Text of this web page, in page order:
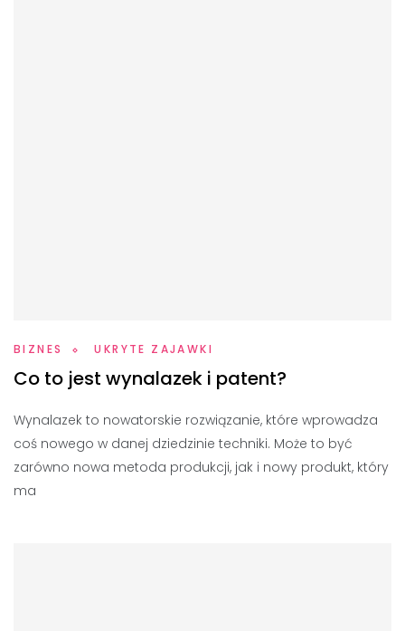
BIZNES UKRYTE ZAJAWKI
Co to jest wynalazek i patent?
Wynalazek to nowatorskie rozwiązanie, które wprowadza
coś nowego w danej dziedzinie techniki. Może to być
zarówno nowa metoda produkcji, jak i nowy produkt, który
ma